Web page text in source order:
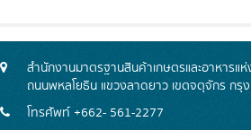
สำนักงานมาตรฐานสินค้าเกษตรและอาหารแ
ถนนพหลโยธิน แขวงลาดยาว เขตจตุจักร กรุ
โทรศัพท์ +662- 561-2277